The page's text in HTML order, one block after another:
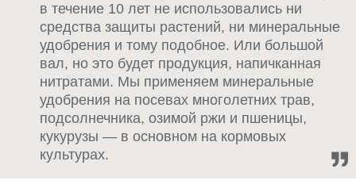
в течение 10 лет не использовались ни
средства защиты растений, ни минеральные
удобрения и тому подобное. Или большой
вал, но это будет продукция, напичканная
нитратами. Мы применяем минеральные
удобрения на посевах многолетних трав,
подсолнечника, озимой ржи и пшеницы,
кукурузы — в основном на кормовых
культурах.